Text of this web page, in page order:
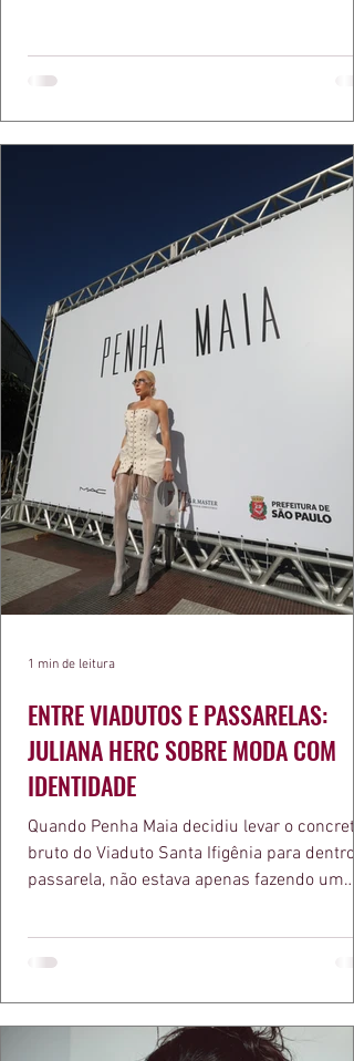
algo de intemporal em vestir o vento e
que ele conduza a cena. Cada dobra do
cada reflexo dourado da luz sobre a pe
ENTRE VIADUTOS E PASSARELAS:
JULIANA HERC SOBRE MODA COM
IDENTIDADE
Quando Penha Maia decidiu levar o concreto
bruto do Viaduto Santa Ifigênia para dentro
passarela, não estava apenas fazendo um
a apresentadora e influenciadora Juliana
defende há tempos, o de que moda
estruturas geométricas, volumes
1 min de leitura